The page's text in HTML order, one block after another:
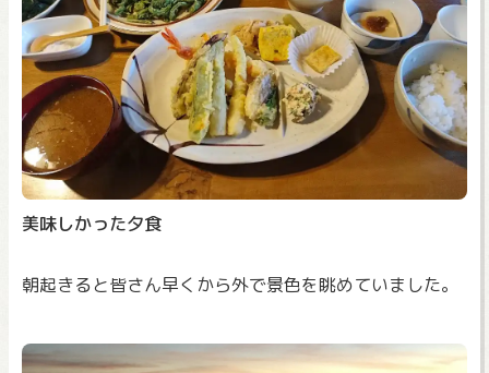
美味しかった夕食
朝起きると皆さん早くから外で景色を眺めていました。